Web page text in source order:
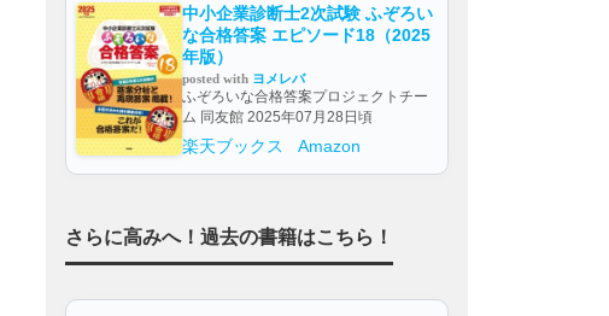
中小企業診断士2次試験 ふぞろい
な合格答案 エピソード18（2025
年版）
posted with ヨメレバ
ふぞろいな合格答案プロジェクトチー
ム 同友館 2025年07月28日頃
楽天ブックス Amazon
さらに高みへ！過去の書籍はこちら！